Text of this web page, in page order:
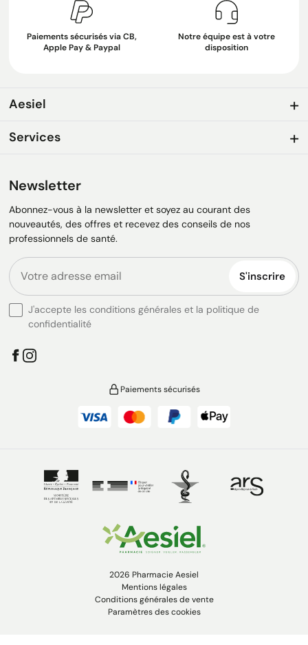
Paiements sécurisés via CB,
Apple Pay & Paypal
Notre équipe est à votre
disposition
Aesiel
Services
Newsletter
Abonnez-vous à la newsletter et soyez au courant des
nouveautés, des offres et recevez des conseils de nos
professionnels de santé.
S'inscrire
J'accepte les conditions générales et la politique de
confidentialité
Paiements sécurisés
2026 Pharmacie Aesiel
Mentions légales
Conditions générales de vente
Paramètres des cookies